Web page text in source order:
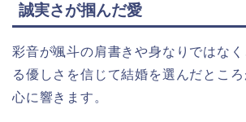
誠実さが掴んだ愛
彩音が颯斗の肩書きや身なりではな
る優しさを信じて結婚を選んだとこ
心に響きます。